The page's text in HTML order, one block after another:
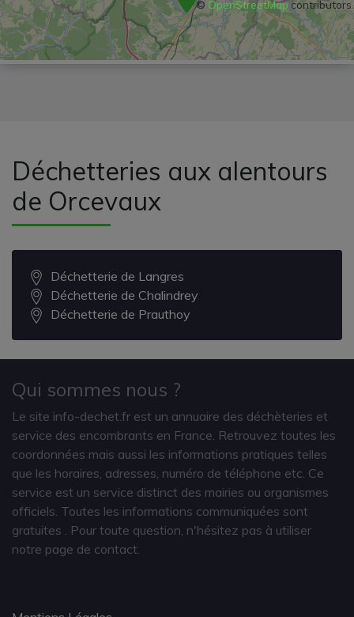
© OpenStreetMapcontributors
Déchetteries aux alentours
de Orcevaux
Déchetterie de Langres
Déchetterie de Chalindrey
Déchetterie de Prauthoy
Qui sommes nous ?
Le site info-dechet.fr est un annuaire des déchèteries et
service des encombrants en France. Retrouvez toutes les
coordonnées mais aussi les informations pratiques telles
que les horaires, adresses, numéro de téléphone etc. Ce
service est un service distinct des mairies ou organismes
officiels. Toutes les informations communiquées sont
gratuites
. Pour toute question, n'hésitez pas à utiliser
notre page de contact.